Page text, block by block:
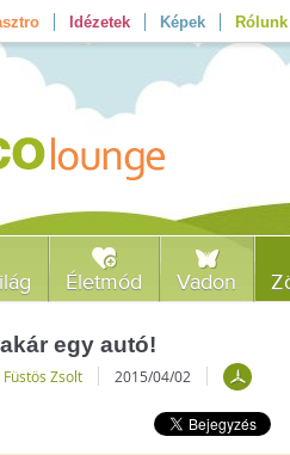
Idézetek Képek Rólunk
Életmód Vadon
egy autó!
Füstös Zsolt 2015/04/02